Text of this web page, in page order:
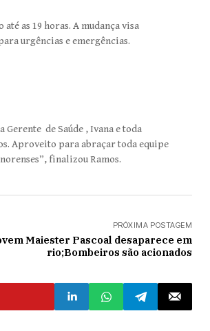
as 19 horas. A mudança visa
urgências e emergências.
Gerente de Saúde , Ivana e toda
Aproveito para abraçar toda equipe
finalizou Ramos.
PRÓXIMA POSTAGEM
Maiester Pascoal desaparece em
rio;Bombeiros são acionados